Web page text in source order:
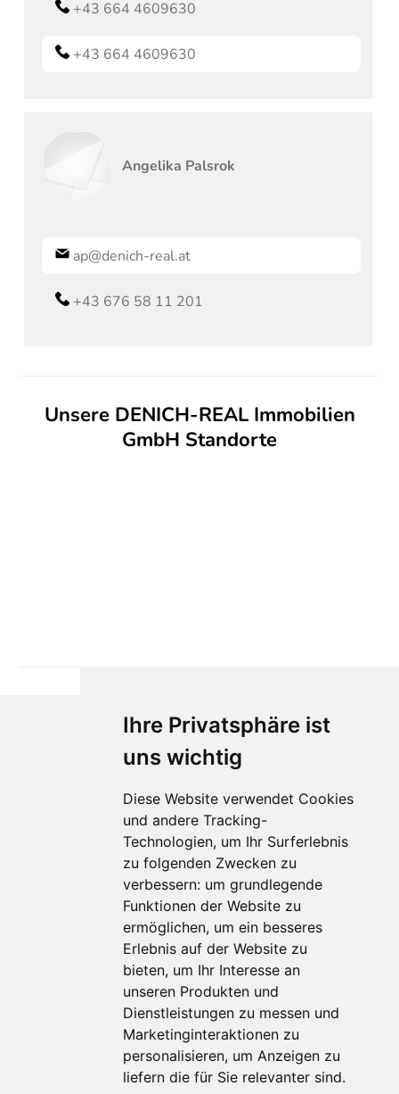
Ihre Privatsphäre ist
uns wichtig
Diese Website verwendet Cookies
und andere Tracking-
Technologien, um Ihr Surferlebnis
zu folgenden Zwecken zu
verbessern: um grundlegende
Funktionen der Website zu
ermöglichen, um ein besseres
Erlebnis auf der Website zu
bieten, um Ihr Interesse an
unseren Produkten und
Dienstleistungen zu messen und
Marketinginteraktionen zu
personalisieren, um Anzeigen zu
liefern die für Sie relevanter sind.
+43 664 4609630
+43 664 4609630
Angelika Palsrok
ap@denich-real.at
+43 676 58 11 201
Unsere DENICH-REAL Immobilien
GmbH Standorte
Für Makler:innen
Über Uns
Vorteile
Kontakt
Software Partner
Teilnahme
FAQ
Für Makler:innen